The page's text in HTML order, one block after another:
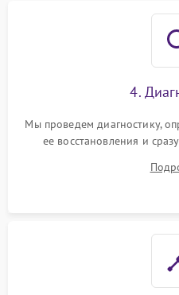
4.
Мы проведем диагностику,
ее восстановления и